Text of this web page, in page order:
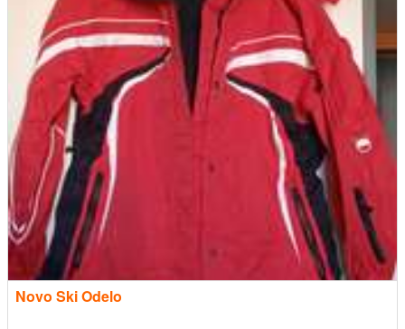
Novo Ski Odelo